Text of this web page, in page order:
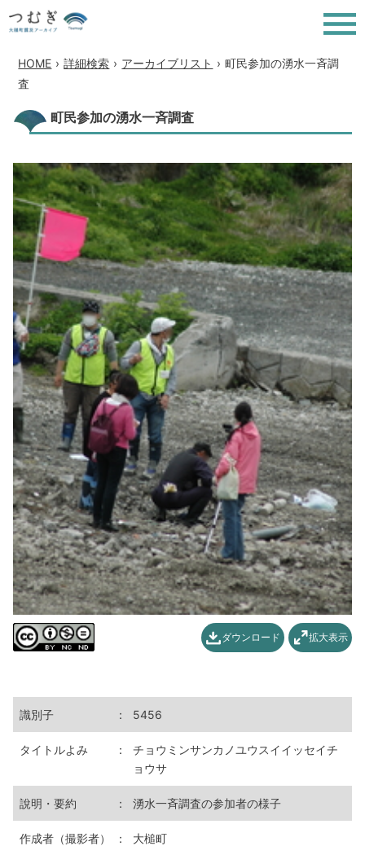
HOME › 詳細検索 › アーカイブリスト › 町民参加の湧水一斉調
査
町民参加の湧水一斉調査
拡大表示
ダウンロード
識別子 ： 5456
タイトルよみ ：
チョウミンサンカノユウスイイッセイチ
ョウサ
說明・要約 ： 湧水一斉調査の参加者の様子
作成者（撮影者） ： 大槌町